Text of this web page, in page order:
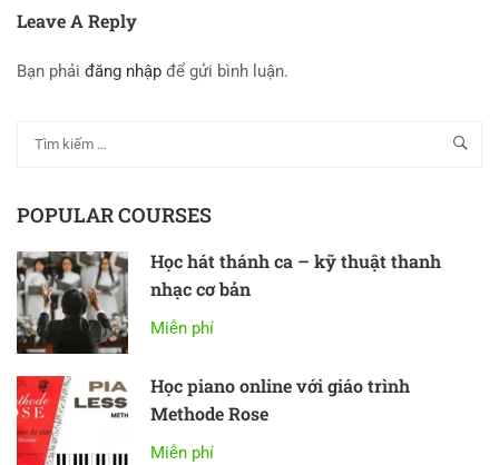
Leave A Reply
Bạn phải đăng nhập để gửi bình luận.
POPULAR COURSES
Học hát thánh ca – kỹ thuật thanh
nhạc cơ bản
Miễn phí
Học piano online với giáo trình
Methode Rose
Miễn phí